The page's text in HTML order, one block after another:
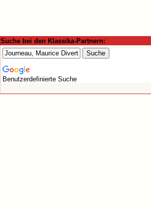
Suche bei den Klassika-Partnern:
Benutzerdefinierte Suche